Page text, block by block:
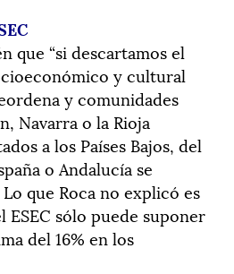
que “si descartamos el
y cultural
y comunidades
Navarra o la Rioja
a los Países Bajos, del
o Andalucía se
Lo que Roca no explicó es
ESEC sólo puede suponer
del 16% en los